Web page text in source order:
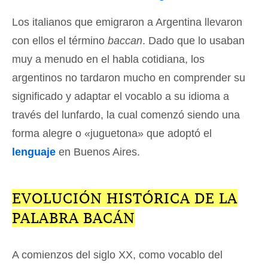
Los italianos que emigraron a Argentina llevaron
con ellos el término baccan. Dado que lo usaban
muy a menudo en el habla cotidiana, los
argentinos no tardaron mucho en comprender su
significado y adaptar el vocablo a su idioma a
través del lunfardo, la cual comenzó siendo una
forma alegre o «juguetona» que adoptó el
lenguaje en Buenos Aires.
EVOLUCIÓN HISTÓRICA DE LA
PALABRA BACÁN
A comienzos del siglo XX, como vocablo del